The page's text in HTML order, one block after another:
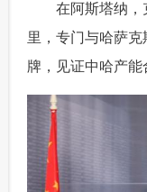
在阿斯塔纳，克
里，专门与哈萨
牌，见证中哈产能